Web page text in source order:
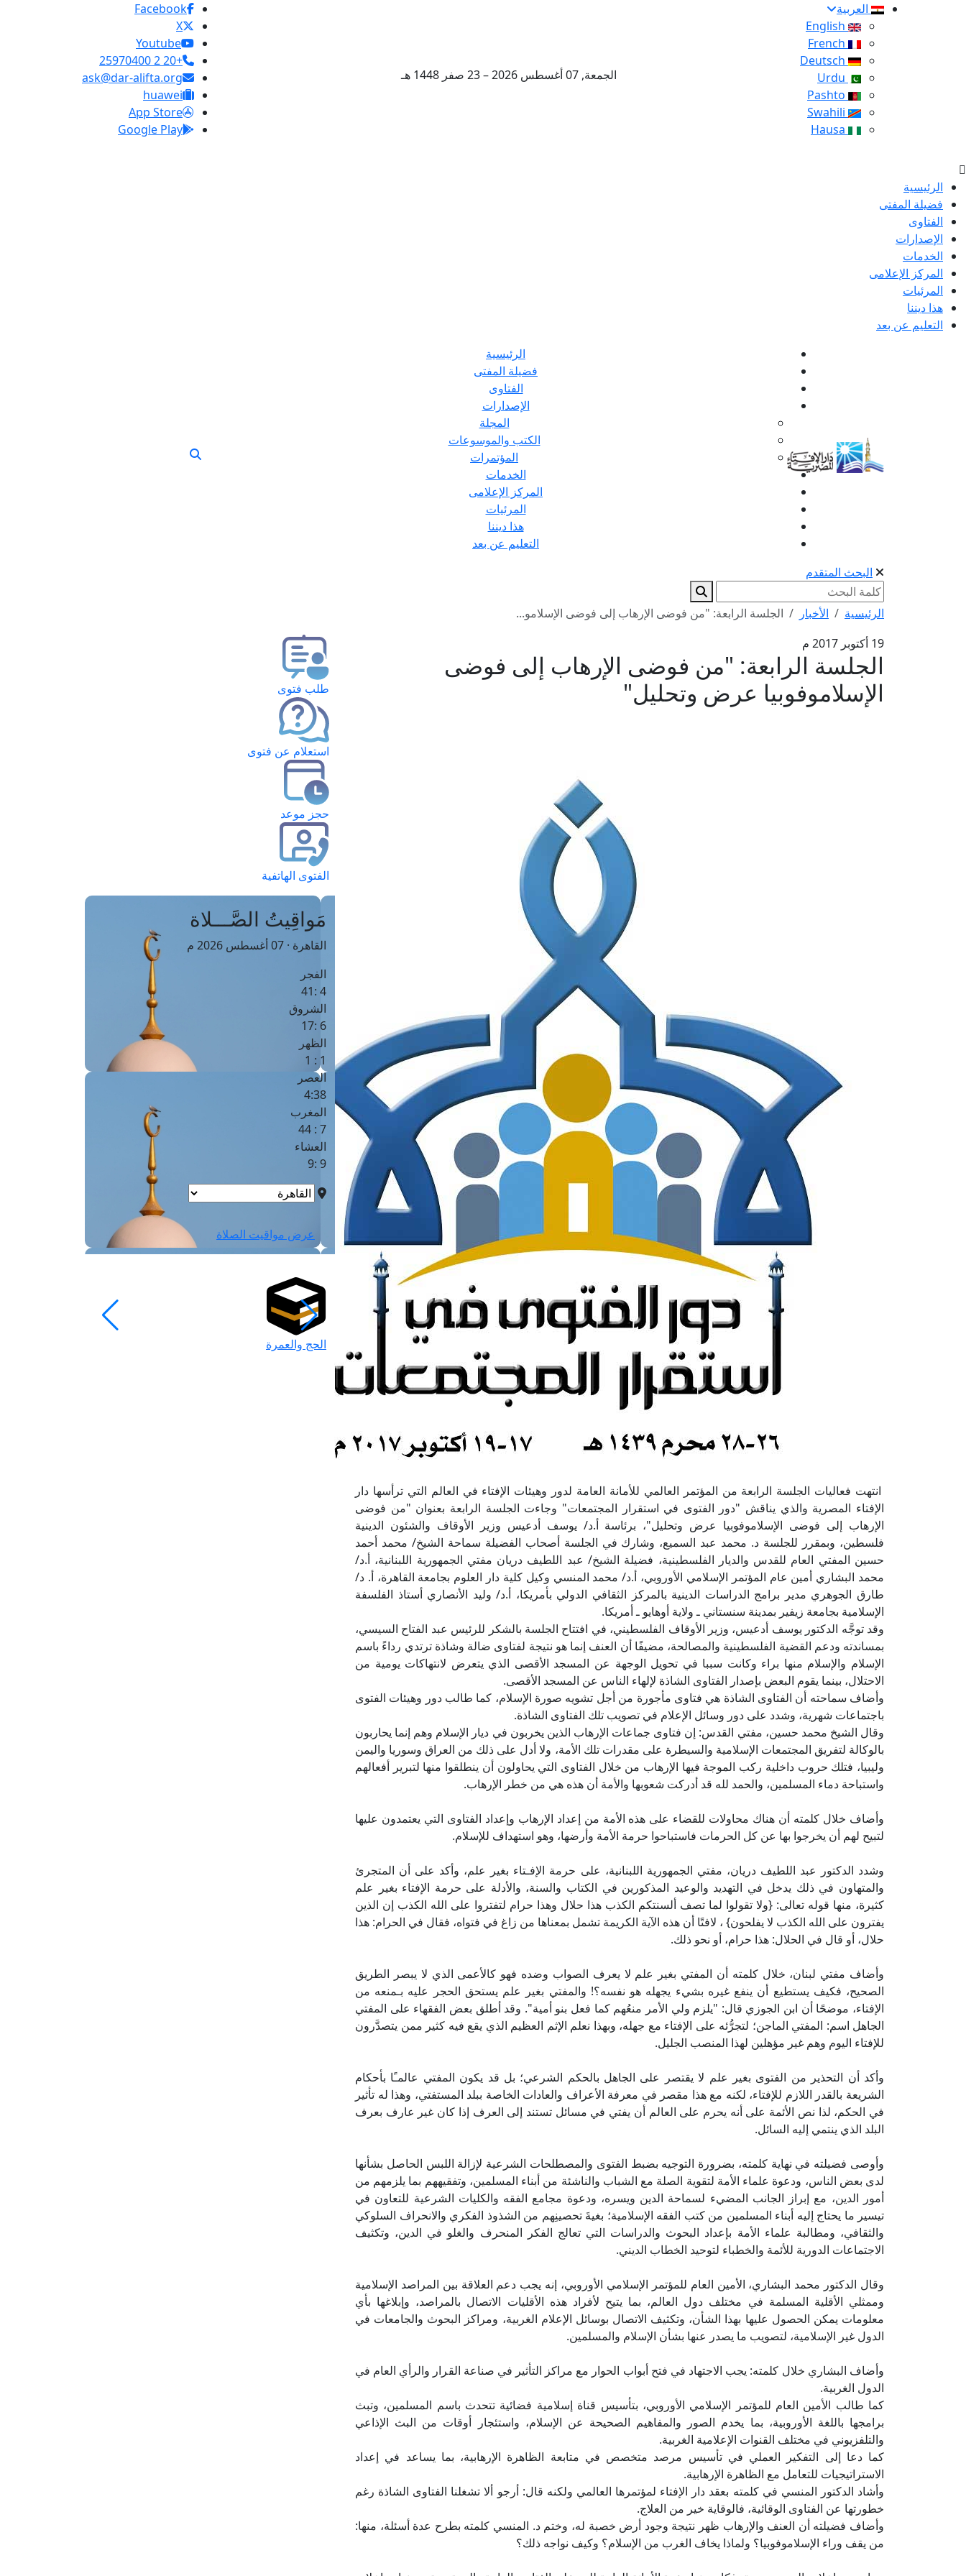
العربية
الجمعة, 07 أغسطس 2026 – 23 صفر 1448 هـ
Facebook
X
Youtube
+20 2 25970400
ask@dar-alifta.org
huawei
App Store
Google Play
الرئيسية
فضيلة المفتى
الفتاوى
الإصدارات
الخدمات
المركز الإعلامى
المرئيات
هذا ديننا
التعليم عن بعد
الرئيسية
فضيلة المفتى
الفتاوى
الإصدارات
المجلة
الكتب والموسوعات
المؤتمرات
الخدمات
المركز الإعلامى
المرئيات
هذا ديننا
التعليم عن بعد
البحث المتقدم
الرئيسية الأخبار
الجلسة الرابعة: "من فوضى الإرهاب إلى فوضى الإسلامو...
19 أكتوبر 2017 م
الجلسة الرابعة: "من فوضى الإرهاب إلى فوضى
الإسلاموفوبيا عرض وتحليل"
انتهت فعاليات الجلسة الرابعة من المؤتمر العالمي للأمانة العامة لدور وهيئات الإفتاء في العالم التي ترأسها دار
الإفتاء المصرية والذي يناقش "دور الفتوى في استقرار المجتمعات" وجاءت الجلسة الرابعة بعنوان "من فوضى
الإرهاب إلى فوضى الإسلاموفوبيا عرض وتحليل"، برئاسة أ.د/ يوسف أدعيس وزير الأوقاف والشئون الدينية
فلسطين، وبمقرر للجلسة د. محمد عبد السميع، وشارك في الجلسة أصحاب الفضيلة سماحة الشيخ/ محمد أحمد
حسين المفتي العام للقدس والديار الفلسطينية، فضيلة الشيخ/ عبد اللطيف دريان مفتي الجمهورية اللبنانية، أ.د/
محمد البشاري أمين عام المؤتمر الإسلامي الأوروبي، أ.د/ محمد المنسي وكيل كلية دار العلوم بجامعة القاهرة، أ. د/
طارق الجوهري مدير برامج الدراسات الدينية بالمركز الثقافي الدولي بأمريكا، أ.د/ وليد الأنصاري أستاذ الفلسفة
الإسلامية بجامعة زيفير بمدينة سنستاني ـ ولاية أوهايو ـ أمريكا.
وقد توجَّه الدكتور يوسف أدعيس، وزير الأوقاف الفلسطيني، في افتتاح الجلسة بالشكر للرئيس عبد الفتاح السيسي،
بمساندته ودعم القضية الفلسطينية والمصالحة، مضيفًا أن العنف إنما هو نتيجة لفتاوى ضالة وشاذة ترتدي رداءً باسم
الإسلام والإسلام منها براء وكانت سببا في تحويل الوجهة عن المسجد الأقصى الذي يتعرض لانتهاكات يومية من
الاحتلال، بينما يقوم البعض بإصدار الفتاوى الشاذة لإلهاء الناس عن المسجد الأقصى.
وأضاف سماحته أن الفتاوى الشاذة هي فتاوى مأجورة من أجل تشويه صورة الإسلام، كما طالب دور وهيئات الفتوى
باجتماعات شهرية، وشدد على دور وسائل الإعلام في تصويب تلك الفتاوى الشاذة.
وقال الشيخ محمد حسين، مفتي القدس: إن فتاوى جماعات الإرهاب الذين يخربون في ديار الإسلام وهم إنما يحاربون
بالوكالة لتفريق المجتمعات الإسلامية والسيطرة على مقدرات تلك الأمة، ولا أدل على ذلك من العراق وسوريا واليمن
وليبيا، فتلك حروب داخلية ركب الموجة فيها الإرهاب من خلال الفتاوى التي يحاولون أن ينطلقوا منها لتبرير أفعالهم
واستباحة دماء المسلمين، والحمد لله قد أدركت شعوبها والأمة أن هذه هي من خطر الإرهاب.
وأضاف خلال كلمته أن هناك محاولات للقضاء على هذه الأمة من إعداد الإرهاب وإعداد الفتاوى التي يعتمدون عليها
لتبيح لهم أن يخرجوا بها عن كل الحرمات فاستباحوا حرمة الأمة وأرضها، وهو استهداف للإسلام.
وشدد الدكتور عبد اللطيف دريان، مفتي الجمهورية اللبنانية، على حرمة الإفـتاء بغير علم، وأكد على أن المتجرئ
والمتهاون في ذلك يدخل في التهديد والوعيد المذكورين في الكتاب والسنة، والأدلة على حرمة الإفتاء بغير علم
كثيرة، منها قوله تعالى: {ولا تقولوا لما تصف ألسنتكم الكذب هذا حلال وهذا حرام لتفتروا على الله الكذب إن الذين
يفترون على الله الكذب لا يفلحون} ، لافتًا أن هذه الآية الكريمة تشمل بمعناها من زاغ في فتواه، فقال في الحرام: هذا
حلال، أو قال في الحلال: هذا حرام، أو نحو ذلك.
وأضاف مفتي لبنان، خلال كلمته أن المفتي بغير علم لا يعرف الصواب وضده فهو كالأعمى الذي لا يبصر الطريق
الصحيح، فكيف يستطيع أن ينفع غيره بشيء يجهله هو نفسه؟! والمفتي بغير علم يستحق الحجر عليه بـمنعه من
الإفتاء، موضحًا أن ابن الجوزي قال: "يلزم ولي الأمر منعُهم كما فعل بنو أمية". وقد أطلق بعض الفقهاء على المفتي
الجاهل اسم: المفتي الماجن؛ لتجرُّئه على الإفتاء مع جهله، وبهذا نعلم الإثم العظيم الذي يقع فيه كثير ممن يتصدَّرون
للإفتاء اليوم وهم غير مؤهلين لهذا المنصب الجليل.
وأكد أن التحذير من الفتوى بغير علم لا يقتصر على الجاهل بالحكم الشرعي؛ بل قد يكون المفتي عالمـًا بأحكام
الشريعة بالقدر اللازم للإفتاء، لكنه مع هذا مقصر في معرفة الأعراف والعادات الخاصة ببلد المستفتي، وهذا له تأثير
في الحكم، لذا نص الأئمة على أنه يحرم على العالم أن يفتي في مسائل تستند إلى العرف إذا كان غير عارف بعرف
البلد الذي ينتمي إليه السائل.
وأوصى فضيلته في نهاية كلمته، بضرورة التوجيه بضبط الفتوى والمصطلحات الشرعية لإزالة اللبس الحاصل بشأنها
لدى بعض الناس، ودعوة علماء الأمة لتقوية الصلة مع الشباب والناشئة من أبناء المسلمين، وتفقيههم بما يلزمهم من
أمور الدين، مع إبراز الجانب المضيء لسماحة الدين ويسره، ودعوة مجامع الفقه والكليات الشرعية للتعاون في
تيسير ما يحتاج إليه أبناء المسلمين من كتب الفقه الإسلامية؛ بغيةَ تحصينِهم من الشذوذ الفكري والانحراف السلوكي
والثقافي، ومطالبة علماء الأمة بإعداد البحوث والدراسات التي تعالج الفكر المنحرف والغلو في الدين، وتكثيف
الاجتماعات الدورية للأئمة والخطباء لتوحيد الخطاب الديني.
وقال الدكتور محمد البشاري، الأمين العام للمؤتمر الإسلامي الأوروبي، إنه يجب دعم العلاقة بين المراصد الإسلامية
وممثلي الأقلية المسلمة في مختلف دول العالم، بما يتيح لأفراد هذه الأقليات الاتصال بالمراصد، وإبلاغها بأي
معلومات يمكن الحصول عليها بهذا الشأن، وتكثيف الاتصال بوسائل الإعلام الغربية، ومراكز البحوث والجامعات في
الدول غير الإسلامية، لتصويب ما يصدر عنها بشأن الإسلام والمسلمين.
وأضاف البشاري خلال كلمته: يجب الاجتهاد في فتح أبواب الحوار مع مراكز التأثير في صناعة القرار والرأي العام في
الدول الغربية.
كما طالب الأمين العام للمؤتمر الإسلامي الأوروبي، بتأسيس قناة إسلامية فضائية تتحدث باسم المسلمين، وتبث
برامجها باللغة الأوروبية، بما يخدم الصور والمفاهيم الصحيحة عن الإسلام، واستئجار أوقات من البث الإذاعي
والتلفزيوني في مختلف القنوات الإعلامية الغربية.
كما دعا إلى التفكير العملي في تأسيس مرصد متخصص في متابعة الظاهرة الإرهابية، بما يساعد في إعداد
الاستراتيجيات للتعامل مع الظاهرة الإرهابية.
وأشاد الدكتور المنسي في كلمته بعقد دار الإفتاء لمؤتمرها العالمي ولكنه قال: أرجو ألا تشغلنا الفتاوى الشاذة رغم
خطورتها عن الفتاوى الوقائية، فالوقاية خير من العلاج.
وأضاف فضيلته أن العنف والإرهاب ظهر نتيجة وجود أرض خصبة له، وختم د. المنسي كلمته بطرح عدة أسئلة، منها:
من يقف وراء الإسلاموفوبيا؟ ولماذا يخاف الغرب من الإسلام؟ وكيف نواجه ذلك؟
طلب فتوى
استعلام عن فتوى
حجز موعد
الفتوى الهاتفية
مَواقِيتُ الصَّـــلاة
القاهرة · 07 أغسطس 2026 م
الفجر
4 :41
الشروق
6 :17
الظهر
1 : 1
العصر
4:38
المغرب
7 : 44
العشاء
9 :9
عرض مواقيت الصلاة
الحج والعمرة